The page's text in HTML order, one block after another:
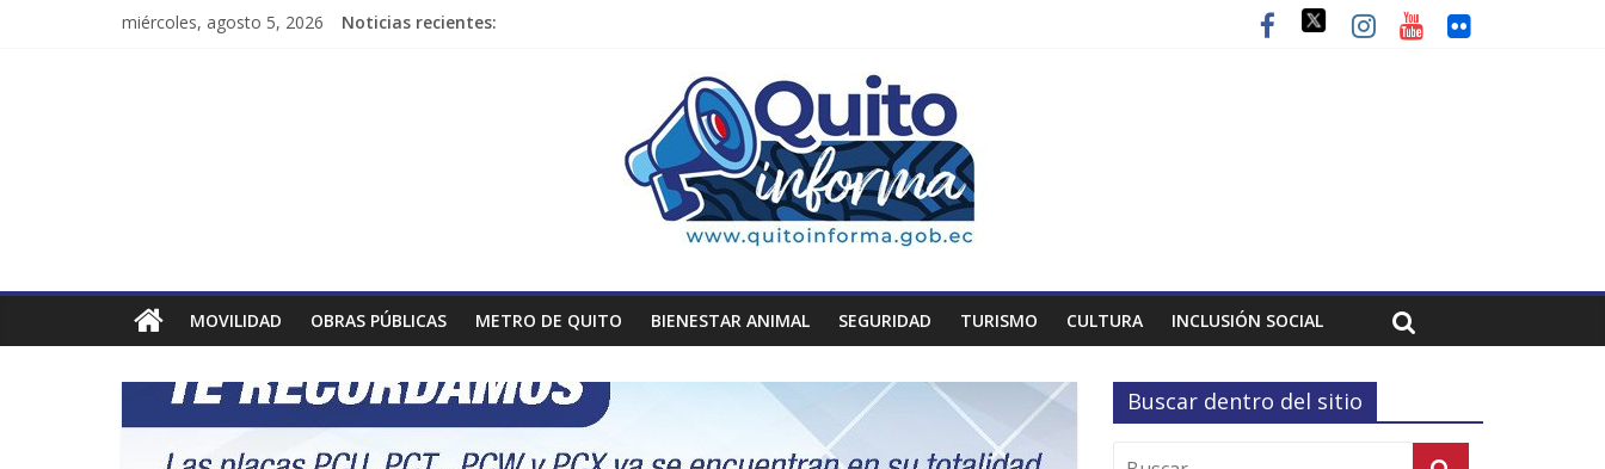
miércoles, agosto 5, 2026 Noticias recientes:
MOVILIDAD OBRAS PÚBLICAS METRO DE QUITO BIENESTAR ANIMAL SEGURIDAD TURISMO CULTURA INCLUSIÓN SOCIAL
Buscar dentro del sitio